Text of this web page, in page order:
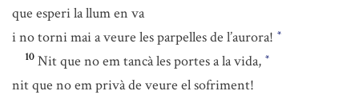
que esperi la llum en va
i no torni mai a veure les parpelles de l’aurora! *
10 Nit que no em tancà les portes a la vida, *
nit que no em privà de veure el sofriment!